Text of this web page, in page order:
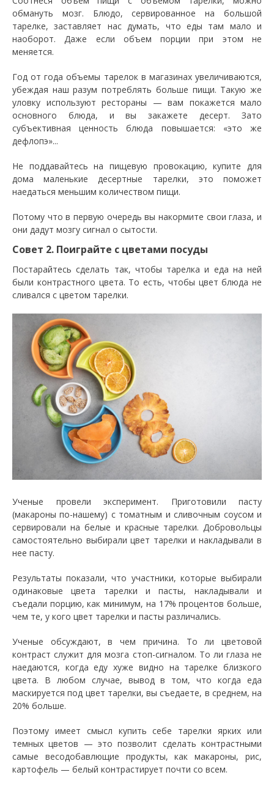
обмануть мозг. Блюдо, сервированное на большой
тарелке, заставляет нас думать, что еды там мало и
наоборот. Даже если объем порции при этом не
меняется.
Год от года объемы тарелок в магазинах увеличиваются,
убеждая наш разум потреблять больше пищи. Такую же
уловку используют рестораны — вам покажется мало
основного блюда, и вы закажете десерт. Зато
субъективная ценность блюда повышается: «это же
дефлопэ»...
Не поддавайтесь на пищевую провокацию, купите для
дома маленькие десертные тарелки, это поможет
наедаться меньшим количеством пищи.
Потому что в первую очередь вы накормите свои глаза, и
они дадут мозгу сигнал о сытости.
Совет 2. Поиграйте с цветами посуды
Постарайтесь сделать так, чтобы тарелка и еда на ней
были контрастного цвета. То есть, чтобы цвет блюда не
сливался с цветом тарелки.
Ученые провели эксперимент. Приготовили пасту
(макароны по-нашему) с томатным и сливочным соусом и
сервировали на белые и красные тарелки. Добровольцы
самостоятельно выбирали цвет тарелки и накладывали в
нее пасту.
Результаты показали, что участники, которые выбирали
одинаковые цвета тарелки и пасты, накладывали и
съедали порцию, как минимум, на 17% процентов больше,
чем те, у кого цвет тарелки и пасты различались.
Ученые обсуждают, в чем причина. То ли цветовой
контраст служит для мозга стоп-сигналом. То ли глаза не
наедаются, когда еду хуже видно на тарелке близкого
цвета. В любом случае, вывод в том, что когда еда
маскируется под цвет тарелки, вы съедаете, в среднем, на
20% больше.
Поэтому имеет смысл купить себе тарелки ярких или
темных цветов — это позволит сделать контрастными
самые весодобавлющие продукты, как макароны, рис,
картофель — белый контрастирует почти со всем.